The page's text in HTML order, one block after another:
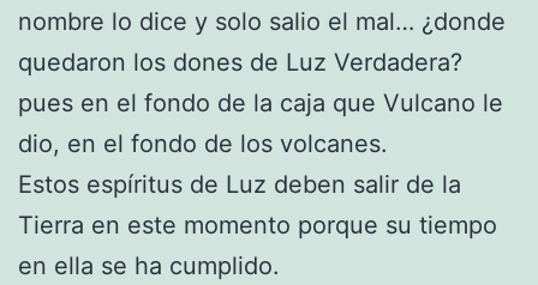
nombre lo dice y solo salio el mal… ¿donde
quedaron los dones de Luz Verdadera?
pues en el fondo de la caja que Vulcano le
dio, en el fondo de los volcanes.
Estos espíritus de Luz deben salir de la
Tierra en este momento porque su tiempo
en ella se ha cumplido.